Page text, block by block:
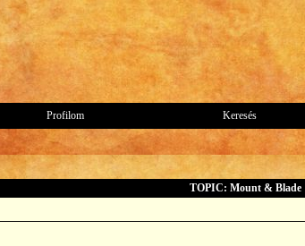
Profilom Keresés
TOPIC: Mount & Blade